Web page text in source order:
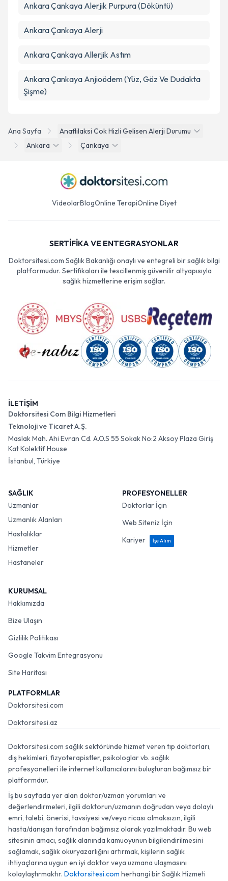
Ana Sayfa
Anaflilaksi Cok Hizli Gelisen Alerji Durumu
Ankara
Çankaya
Ankara Çankaya Alerjik Purpura (Döküntü)
Ankara Çankaya Alerji
Ankara Çankaya Allerjik Astım
Ankara Çankaya Anjioödem (Yüz, Göz Ve Dudakta
Şişme)
VideolarBlogOnline TerapiOnline Diyet
SERTİFİKA VE ENTEGRASYONLAR
Doktorsitesi.com Sağlık Bakanlığı onaylı ve entegreli bir sağlık bilgi
platformudur. Sertifikaları ile tescillenmiş güvenilir altyapısıyla
sağlık hizmetlerine erişim sağlar.
İLETİŞİM
Doktorsitesi Com Bilgi Hizmetleri
Teknoloji ve Ticaret A.Ş.
Maslak Mah. Ahi Evran Cd. A.O.S 55 Sokak No:2 Aksoy Plaza Giriş
Kat Kolektif House
İstanbul, Türkiye
SAĞLIK
Uzmanlar
Uzmanlık Alanları
Hastalıklar
Hizmetler
Hastaneler
PROFESYONELLER
Doktorlar İçin
Web Siteniz İçin
Kariyer
İşe Alım
KURUMSAL
Hakkımızda
Bize Ulaşın
Gizlilik Politikası
Google Takvim Entegrasyonu
Site Haritası
PLATFORMLAR
Doktorsitesi.com
Doktorsitesi.az
Doktorsitesi.com sağlık sektöründe hizmet veren tıp doktorları,
diş hekimleri, fizyoterapistler, psikologlar vb. sağlık
profesyonelleri ile internet kullanıcılarını buluşturan bağımsız bir
platformdur.
İş bu sayfada yer alan doktor/uzman yorumları ve
değerlendirmeleri, ilgili doktorun/uzmanın doğrudan veya dolaylı
emri, talebi, önerisi, tavsiyesi ve/veya ricası olmaksızın, ilgili
hasta/danışan tarafından bağımsız olarak yazılmaktadır. Bu web
sitesinin amacı, sağlık alanında kamuoyunun bilgilendirilmesini
sağlamak, sağlık okuryazarlığını artırmak, kişilerin sağlık
ihtiyaçlarına uygun en iyi doktor veya uzmana ulaşmasını
kolaylaştırmaktır. Doktorsitesi.com herhangi bir Sağlık Hizmeti